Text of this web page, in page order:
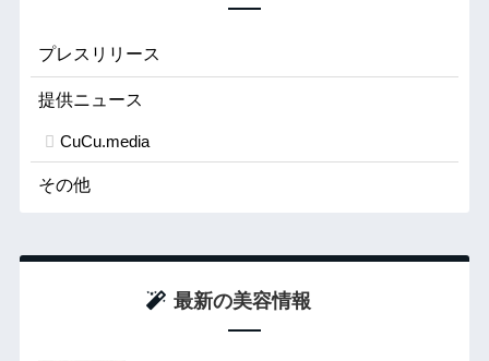
プレスリリース
提供ニュース
CuCu.media
その他
最新の美容情報